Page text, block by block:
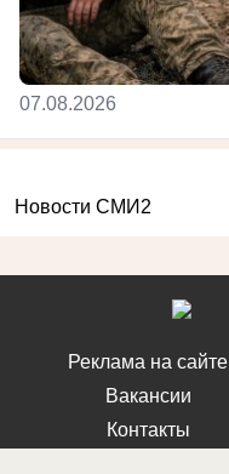
07.08.2026
Новости СМИ2
Реклама на сайте
Вакансии
Контакты